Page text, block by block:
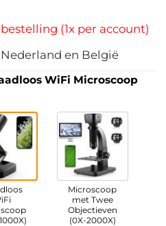
(1x per account)
en België
WiFi Microscoop
Microscoop
met Twee
Objectieven
(0X-2000X)